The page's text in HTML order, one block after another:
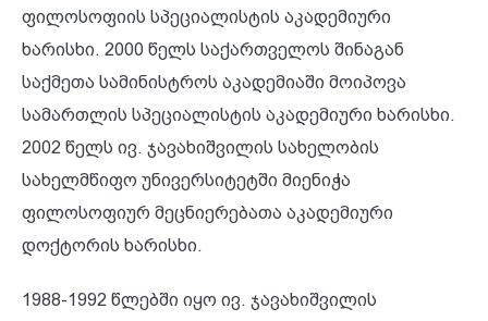
ფილოსოფიის სპეციალისტის აკადემიური
ხარისხი. 2000 წელს საქართველოს შინაგან
საქმეთა სამინისტროს აკადემიაში მოიპოვა
სამართლის სპეციალისტის აკადემიური ხარისხი.
2002 წელს ივ. ჯავახიშვილის სახელობის
სახელმწიფო უნივერსიტეტში მიენიჭა
ფილოსოფიურ მეცნიერებათა აკადემიური
დოქტორის ხარისხი.
1988-1992 წლებში იყო ივ. ჯავახიშვილის